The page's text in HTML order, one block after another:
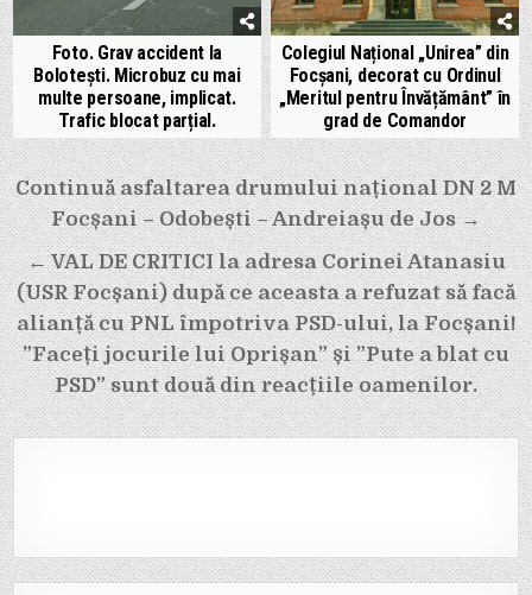
Foto. Grav accident la
Bolotești. Microbuz cu mai
multe persoane, implicat.
Trafic blocat parțial.
Colegiul Național „Unirea” din
Focșani, decorat cu Ordinul
„Meritul pentru Învățământ” în
grad de Comandor
Navigare
în
articole
Continuă asfaltarea drumului național DN 2 M
Focșani – Odobești – Andreiașu de Jos →
← VAL DE CRITICI la adresa Corinei Atanasiu
(USR Focșani) după ce aceasta a refuzat să facă
alianță cu PNL împotriva PSD-ului, la Focșani!
”Faceți jocurile lui Oprișan” și ”Pute a blat cu
PSD” sunt două din reacțiile oamenilor.